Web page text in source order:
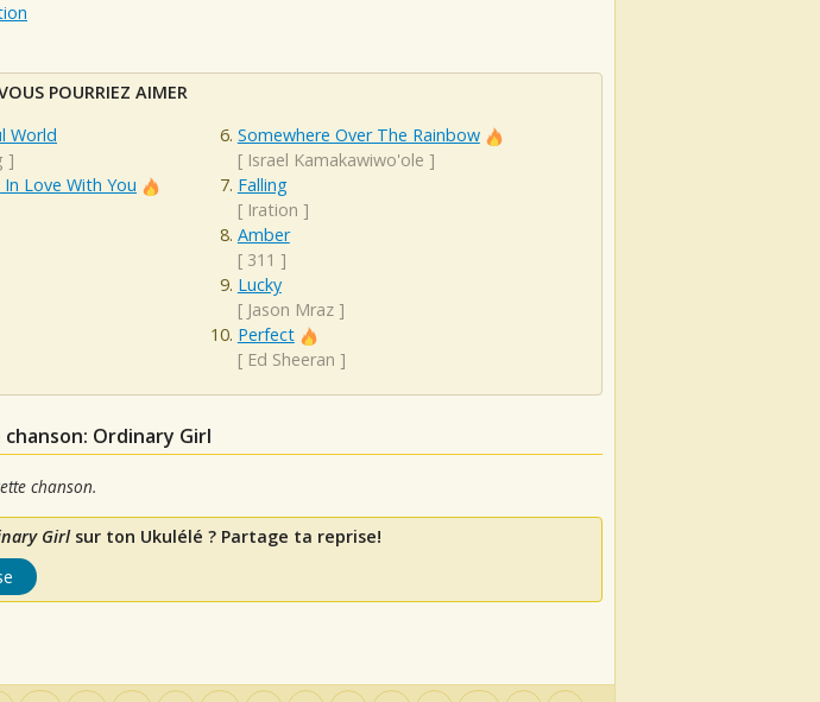
POURRIEZ AIMER
World
]
Love With You
Somewhere Over The Rainbow
[ Israel Kamakawiwo'ole ]
Falling
[ Iration ]
Amber
[ 311 ]
Lucky
[ Jason Mraz]
Perfect
[ Ed Sheeran ]
Ordinary Girl
chanson.
Girlsur ton Ukulélé ? Partage ta reprise!